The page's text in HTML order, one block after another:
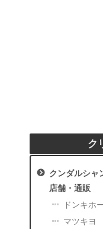
ク
クンダルシャ
店舗・通販
ドンキホ
マツキヨ